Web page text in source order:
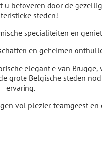
betoveren door de
steden!
specialiteiten en
en geheimen
elegantie van
grote Belgische steden
ervaring.
vol plezier, teamgeest